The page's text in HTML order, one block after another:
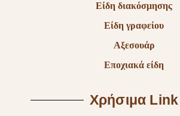
Είδη διακόσμησης
Είδη γραφείου
Αξεσουάρ
Εποχιακά είδη
Χρήσιμα Link